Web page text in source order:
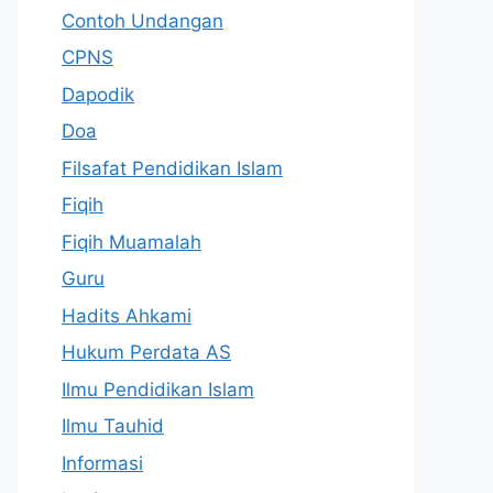
Contoh Undangan
CPNS
Dapodik
Doa
Filsafat Pendidikan Islam
Fiqih
Fiqih Muamalah
Guru
Hadits Ahkami
Hukum Perdata AS
Ilmu Pendidikan Islam
Ilmu Tauhid
Informasi